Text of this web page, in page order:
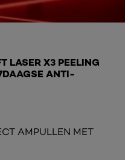
LASER X3 PEELING
ANTI-
AMPULLEN MET